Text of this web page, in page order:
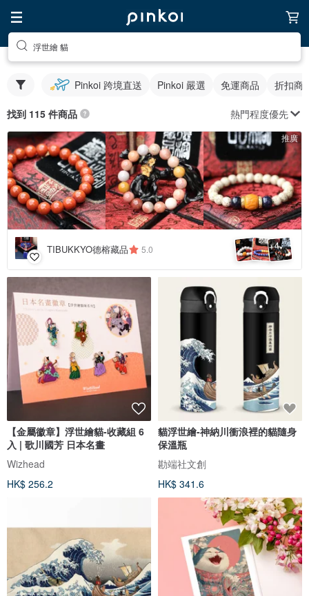
浮世繪 貓
Pinkoi 跨境直送 Pinkoi 嚴選 免運商品 折扣商
找到 115 件商品 熱門程度優先
推廣
TIBUKKYO德榕藏品 5.0 +4
【金屬徽章】浮世繪貓-收藏組 6
入 | 歌川國芳 日本名畫
Wizhead
HK$ 256.2
貓浮世繪-神納川衝浪裡的貓隨身
保溫瓶
勘端社文創
HK$ 341.6